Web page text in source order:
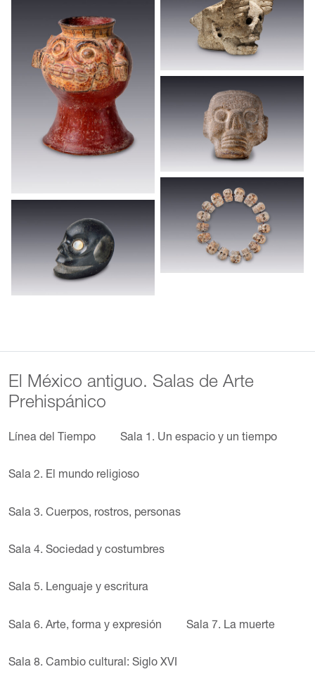
El México antiguo. Salas de Arte
Prehispánico
Línea del Tiempo Sala 1. Un espacio y un tiempo
Sala 2. El mundo religioso
Sala 3. Cuerpos, rostros, personas
Sala 4. Sociedad y costumbres
Sala 5. Lenguaje y escritura
Sala 6. Arte, forma y expresión Sala 7. La muerte
Sala 8. Cambio cultural: Siglo XVI